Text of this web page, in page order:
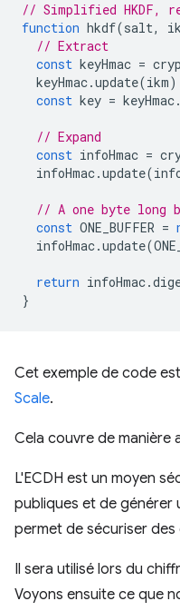
// Simplified HKDF,
function hkdf(salt,
// Extract
const keyHmac =
keyHmac.update(ikm
const key = keyHmac.
// Expand
const infoHmac =
infoHmac.update(
// A one byte long
const ONE_BUFFER =
infoHmac.update(
return infoHmac.
}
Cet exemple de code
Scale.
Cela couvre de manière
L'ECDH est un moyen
publiques et de générer
permet de sécuriser des
Il sera utilisé lors du
Voyons ensuite ce que